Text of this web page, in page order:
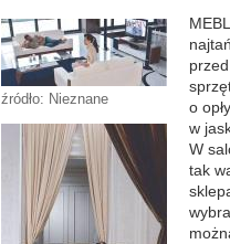
źródło: Nieznane
o
w
W
tak